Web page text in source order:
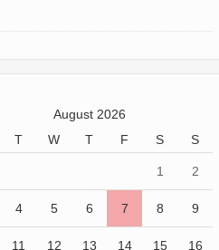
August 2026
T W T F S S
1 2
4 5 6 7 8 9
11 12 13 14 15 16